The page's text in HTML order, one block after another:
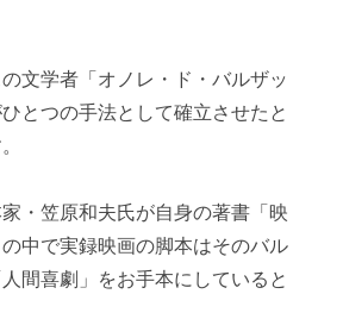
文学者「オノレ・ド・バルザッ
とつの手法として確立させたと
・笠原和夫氏が自身の著書「映
中で実録映画の脚本はそのバル
間喜劇」をお手本にしていると